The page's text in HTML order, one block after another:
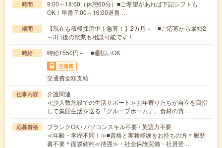
時間
9:00～18:00（休憩60分）■ご希望があれば下記シフトも
OK！早番 7:00～16:00遅番 …
期間
【現在も積極採用中！急募！】2カ月～ ■ご応募から最短2
～3日後の就業も相談可能です！
時給 時給1550円～ ■週払いOK
交通費
交通費全額支給
仕事内容
介護関連
≪少人数施設での生活サポート≫お年寄りたちが自立を目指
して集団生活を送る「グループホーム」。食材の買…
応募資格
ブランクOK / パソコンスキル不要 / 英語力不要
≪年齢・学歴不問！≫■資格と実務経験をお持ちの方＊履歴
書不要＊面談確約≪待遇≫・社会保険完備・社員登…